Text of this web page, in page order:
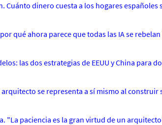
Cuánto dinero cuesta a los hogares
qué ahora parece que todas las IA se
las dos estrategias de EEUU y China para
se representa a sí mismo al construir
"La paciencia es la gran virtud de un